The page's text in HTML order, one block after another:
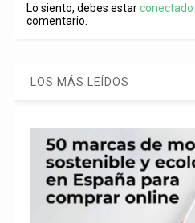
Lo siento, debes estarconectado
comentario.
LOS MÁS LEÍDOS